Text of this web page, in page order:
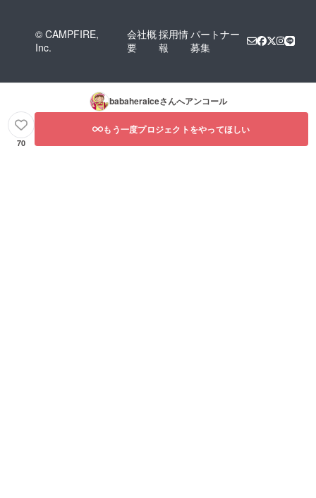
© CAMPFIRE,
Inc.
会社概
要
採用情
報
パートナー
募集
babaheraiceさんへアンコール
70
もう一度プロジェクトをやってほしい